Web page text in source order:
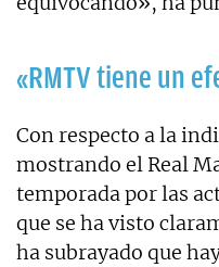
«RMTV tiene un
Con respecto a la
mostrando el Real
temporada por las
que se ha visto
ha subrayado que